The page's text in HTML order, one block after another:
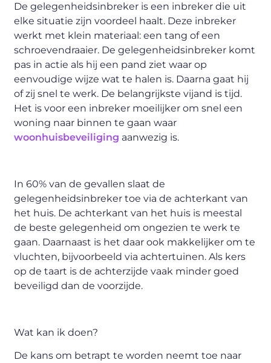
De gelegenheidsinbreker is een inbreker die uit
elke situatie zijn voordeel haalt. Deze inbreker
werkt met klein materiaal: een tang of een
schroevendraaier. De gelegenheidsinbreker komt
pas in actie als hij een pand ziet waar op
eenvoudige wijze wat te halen is. Daarna gaat hij
of zij snel te werk. De belangrijkste vijand is tijd.
Het is voor een inbreker moeilijker om snel een
woning naar binnen te gaan waar
woonhuisbeveiliging aanwezig is.
In 60% van de gevallen slaat de
gelegenheidsinbreker toe via de achterkant van
het huis. De achterkant van het huis is meestal
de beste gelegenheid om ongezien te werk te
gaan. Daarnaast is het daar ook makkelijker om te
vluchten, bijvoorbeeld via achtertuinen. Als kers
op de taart is de achterzijde vaak minder goed
beveiligd dan de voorzijde.
Wat kan ik doen?
De kans om betrapt te worden neemt toe naar